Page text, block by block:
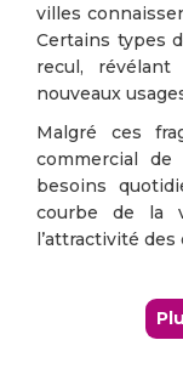
villes
Certains types
recul, révélant
nouveaux
Malgré ces
commercial
besoins
courbe de la
l’attractivité